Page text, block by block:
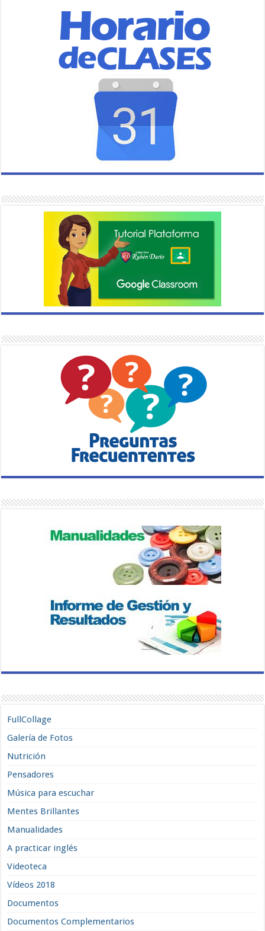
FullCollage
Galería de Fotos
Nutrición
Pensadores
Música para escuchar
Mentes Brillantes
Manualidades
A practicar inglés
Videoteca
Vídeos 2018
Documentos
Documentos Complementarios